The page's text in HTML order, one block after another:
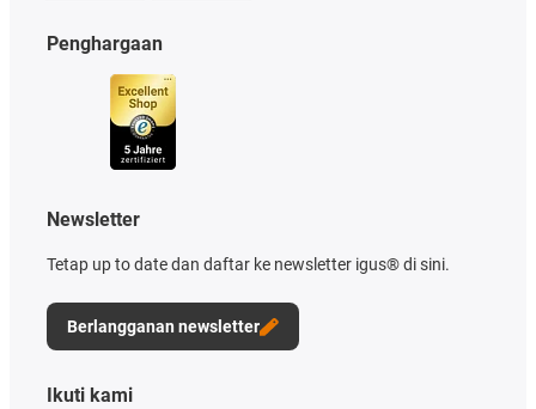
Penghargaan
Newsletter
Tetap up to date dan daftar ke newsletter igus® di sini.
Berlangganan newsletter
Ikuti kami